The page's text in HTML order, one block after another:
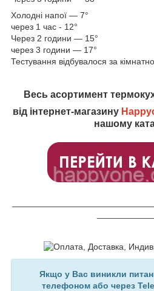
Холодні напої — 7°
через 1 час - 12°
Через 2 години — 15°
через 3 години — 17°
Тестування відбувалося за
Весь асортимент
від інтернет-магазину
нашому
Якщо у Вас виникли
телефоном або через